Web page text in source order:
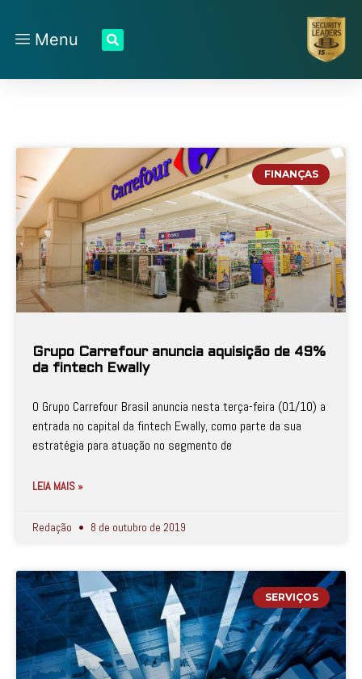
Menu
FINANÇAS
Grupo Carrefour anuncia aquisição de 49%
da fintech Ewally
O Grupo Carrefour Brasil anuncia nesta terça-feira (01/10) a
entrada no capital da fintech Ewally, como parte da sua
estratégia para atuação no segmento de
LEIA MAIS »
Redação 8 de outubro de 2019
SERVIÇOS